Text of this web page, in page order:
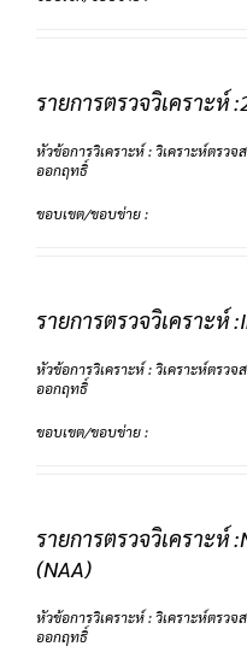
รายการตรวจวิเคราะห์
หัวข้อการวิเคราะห์ : วิเคราะห์ตรว
ออกฤทธิ์
ขอบเขต/ขอบข่าย :
รายการตรวจวิเคราะห์
หัวข้อการวิเคราะห์ : วิเคราะห์ตรว
ออกฤทธิ์
ขอบเขต/ขอบข่าย :
รายการตรวจวิเคราะห์
(NAA)
หัวข้อการวิเคราะห์ : วิเคราะห์ตรว
ออกฤทธิ์